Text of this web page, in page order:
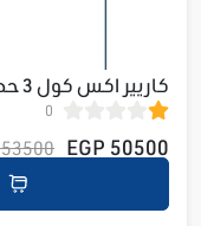
فاي 53KHEFT24DN8-708F
0
50500 EGP
53500 EGP